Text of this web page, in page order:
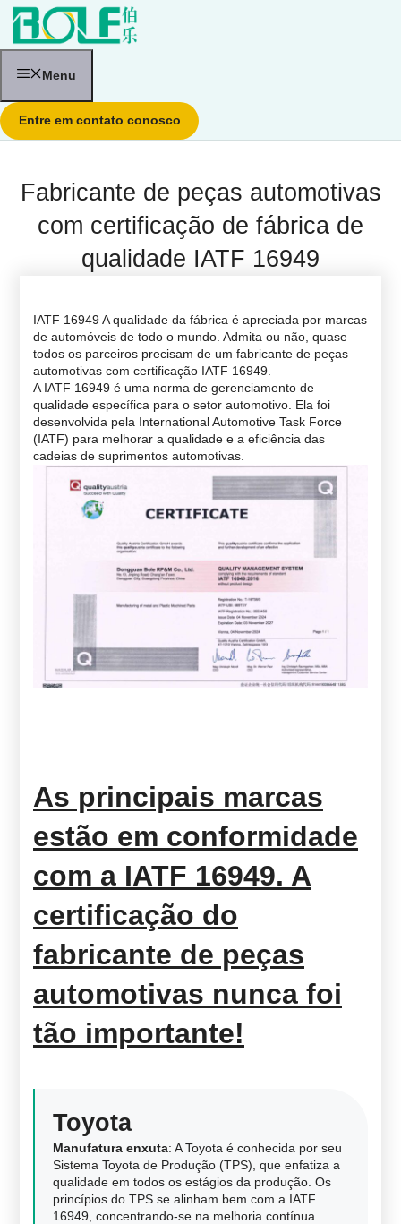
Pular
para
Menu
Entre em contato conosco
Fabricante de peças automotivas
com certificação de fábrica de
qualidade IATF 16949
IATF 16949A qualidade da fábrica é apreciada por marcas
de automóveis de todo o mundo. Admita ou não, quase
todos os parceiros precisam de um fabricante de peças
automotivas com certificação IATF 16949.
A IATF 16949 é uma norma de gerenciamento de
qualidade específica para o setor automotivo. Ela foi
desenvolvida pela International Automotive Task Force
(IATF) para melhorar a qualidade e a eficiência das
cadeias de suprimentos automotivas.
As principais marcas
estão em conformidade
com a IATF 16949. A
certificação do
fabricante de peças
automotivas nunca foi
tão importante!
Toyota
Manufatura enxuta: A Toyota é conhecida por seu
Sistema Toyota de Produção (TPS), que enfatiza a
qualidade em todos os estágios da produção. Os
princípios do TPS se alinham bem com a IATF
16949, concentrando-se na melhoria contínua